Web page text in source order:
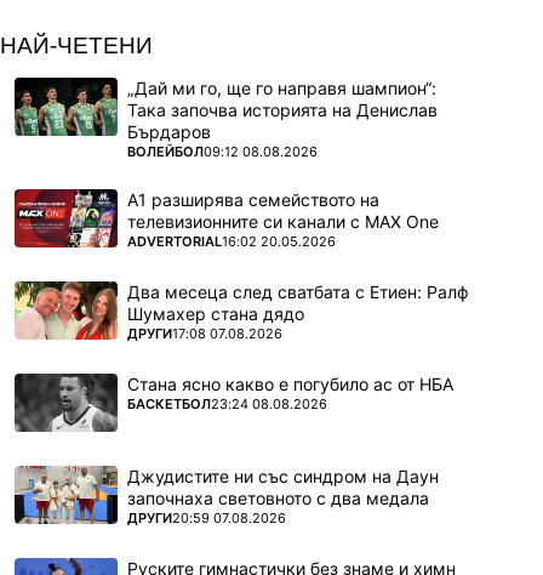
НАЙ-ЧЕТЕНИ
„Дай ми го, ще го направя шампион“:
Така започва историята на Денислав
Бърдаров
ПОВЕЧЕ ОТ
ВОЛЕЙБОЛ09:12 08.08.2026
А1 разширява семейството на
телевизионните си канали с MAX One
ПОВЕЧЕ ОТ
ADVERTORIAL16:02 20.05.2026
Два месеца след сватбата с Етиен: Ралф
Шумахер стана дядо
ПОВЕЧЕ ОТ
ДРУГИ17:08 07.08.2026
Стана ясно какво е погубило ас от НБА
ПОВЕЧЕ ОТ
БАСКЕТБОЛ23:24 08.08.2026
Джудистите ни със синдром на Даун
започнаха световното с два медала
ПОВЕЧЕ ОТ
ДРУГИ20:59 07.08.2026
Руските гимнастички без знаме и химн